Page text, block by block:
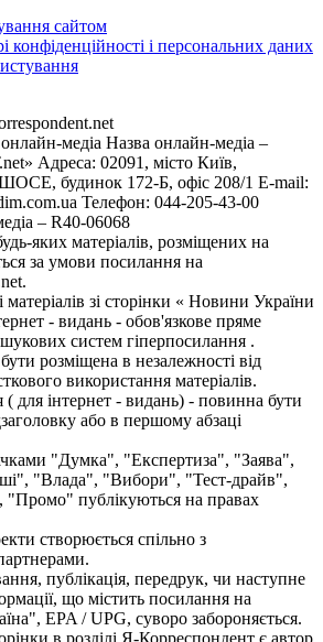
сайтом
конфіденційності і персональних даних
медіа Назва онлайн-медіа –
Адреса: 02091, місто Київ,
будинок 172-Б, офіс 208/1 E-mail:
Телефон: 044-205-43-00
– R40-06068
яких матеріалів, розміщених на
за умови посилання на
зі сторінки « Новини України
- видань - обов'язкове пряме
систем гіперпосилання .
розміщена в незалежності від
використання матеріалів.
( для інтернет - видань) - повинна бути
або в першому абзаці
"Думка", "Експертиза", "Заява",
"Влада", "Вибори", "Тест-драйв",
публікуються на правах
створюється спільно з
публікація, передрук, чи наступне
що містить посилання на
EPA / UPG, суворо забороняється.